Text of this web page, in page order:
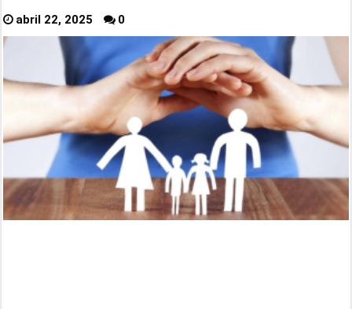
abril 22, 2025 0